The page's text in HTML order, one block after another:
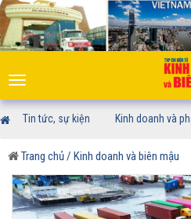
Toggle
navigation
Tin tức, sự kiện Kinh doanh và
Trang chủ/ Kinh doanh và biên mậu